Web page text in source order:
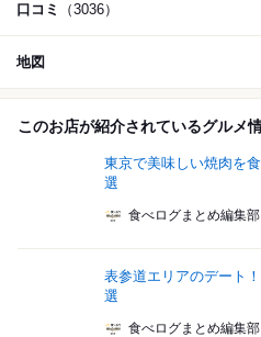
口コミ （3036）
地図
このお店が紹介されているグルメ
東京で美味しい焼肉を
選
食べログまとめ編集部
表参道エリアのデート
選
食べログまとめ編集部